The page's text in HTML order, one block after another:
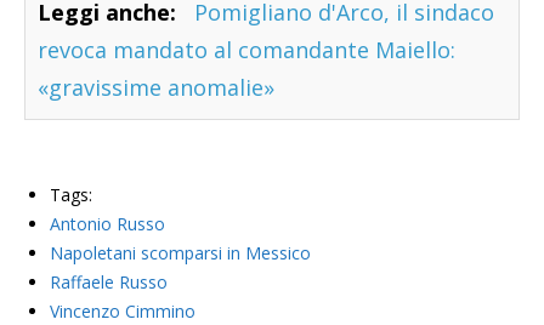
Leggi anche:
Pomigliano d'Arco, il sindaco
revoca mandato al comandante Maiello:
«gravissime anomalie»
Tags:
Antonio Russo
Napoletani scomparsi in Messico
Raffaele Russo
Vincenzo Cimmino